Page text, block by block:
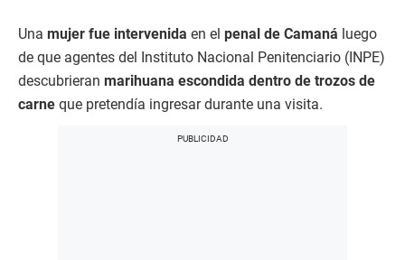
Una mujer fue intervenida en el penal de Camaná luego
de que agentes del Instituto Nacional Penitenciario (INPE)
descubrieran marihuana escondida dentro de trozos de
carne que pretendía ingresar durante una visita.